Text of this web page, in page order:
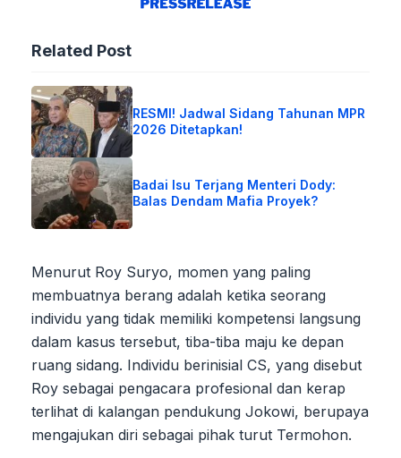
Related Post
RESMI! Jadwal Sidang Tahunan MPR
2026 Ditetapkan!
Badai Isu Terjang Menteri Dody:
Balas Dendam Mafia Proyek?
Menurut Roy Suryo, momen yang paling
membuatnya berang adalah ketika seorang
individu yang tidak memiliki kompetensi langsung
dalam kasus tersebut, tiba-tiba maju ke depan
ruang sidang. Individu berinisial CS, yang disebut
Roy sebagai pengacara profesional dan kerap
terlihat di kalangan pendukung Jokowi, berupaya
mengajukan diri sebagai pihak turut Termohon.